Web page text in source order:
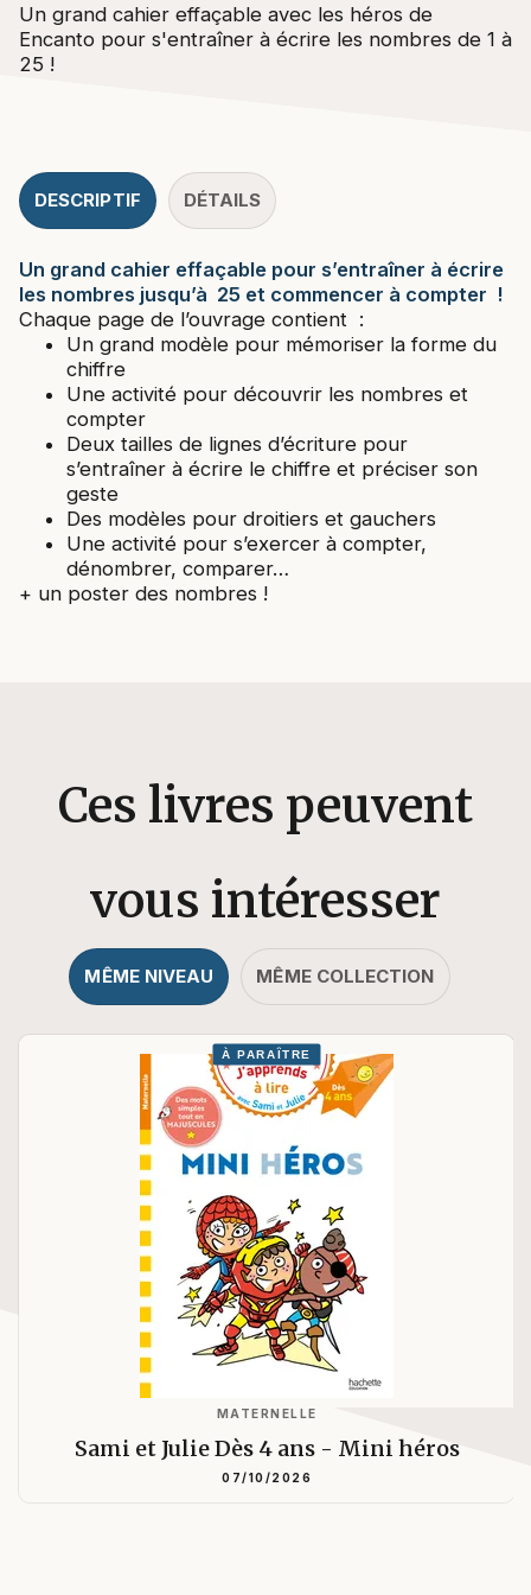
Un grand cahier effaçable avec les héros de
Encanto pour s'entraîner à écrire les nombres de 1 à
25 !
DESCRIPTIF DÉTAILS
Un grand cahier effaçable pour s’entraîner à écrire
les nombres jusqu’à 25 et commencer à compter !
Chaque page de l’ouvrage contient :
Un grand modèle pour mémoriser la forme du
chiffre
Une activité pour découvrir les nombres et
compter
Deux tailles de lignes d’écriture pour
s’entraîner à écrire le chiffre et préciser son
geste
Des modèles pour droitiers et gauchers
Une activité pour s’exercer à compter,
dénombrer, comparer…
+ un poster des nombres !
Ces livres peuvent
vous intéresser
MÊME NIVEAU MÊME COLLECTION
À PARAÎTRE
MATERNELLE
Sami et Julie Dès 4 ans - Mini héros
07/10/2026